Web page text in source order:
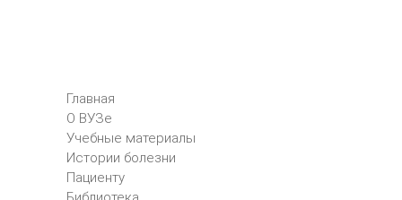
Главная
О ВУЗе
Учебные материалы
Истории болезни
Пациенту